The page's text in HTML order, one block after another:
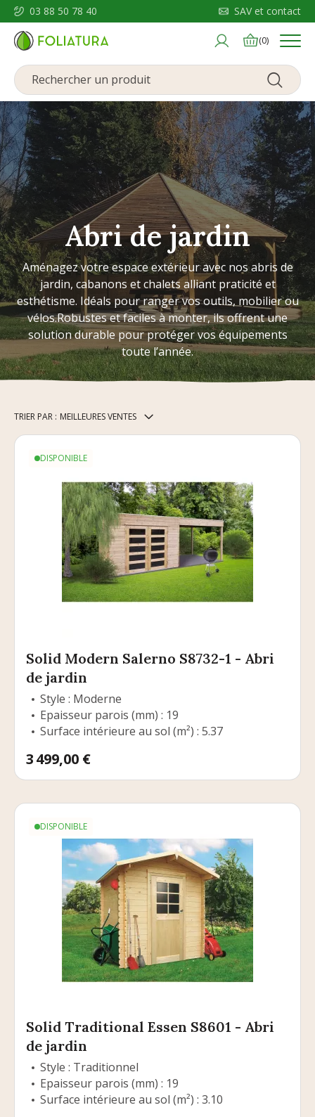
03 88 50 78 40 SAV et contact
(0) Menu
Abri de jardin
Aménagez votre espace extérieur avec nos abris de
jardin, cabanons et chalets alliant praticité et
esthétisme. Idéals pour ranger vos outils, mobilier ou
vélos.Robustes et faciles à monter, ils offrent une
solution durable pour protéger vos équipements
toute l’année.
TRIER PAR : MEILLEURES VENTES
DISPONIBLE
Solid Modern Salerno S8732-1 - Abri
de jardin
Style : Moderne
Epaisseur parois (mm) : 19
Surface intérieure au sol (m²) : 5.37
Prix
3 499,00 €
DISPONIBLE
Solid Traditional Essen S8601 - Abri
de jardin
Style : Traditionnel
Epaisseur parois (mm) : 19
Surface intérieure au sol (m²) : 3.10